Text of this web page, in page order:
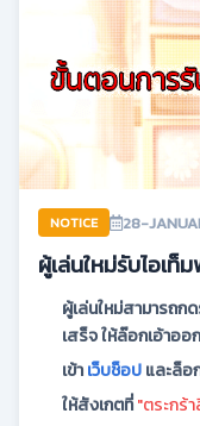
NOTICE 28-
ผู้เล่นใหม่รับไอเท็
ผู้เล่นใหม่สามารถก
เสร็จ ให้ล๊อกเอ้าออ
เข้าเว็บช็อปและล็อ
ให้สังเกตที่"ตระกร้